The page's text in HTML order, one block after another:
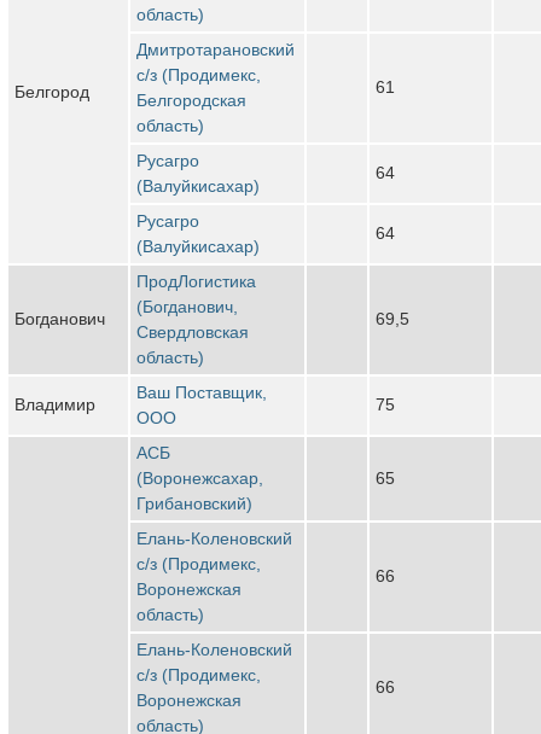
Белгород
область)
Дмитротарановский
с/з (Продимекс,
Белгородская
область)
61
Русагро
(Валуйкисахар)
64
Русагро
(Валуйкисахар)
64
Богданович
ПродЛогистика
(Богданович,
Свердловская
область)
69,5
Владимир
Ваш Поставщик,
ООО
75
АСБ
(Воронежсахар,
Грибановский)
65
Елань-Коленовский
с/з (Продимекс,
Воронежская
область)
66
Елань-Коленовский
с/з (Продимекс,
Воронежская
область)
66